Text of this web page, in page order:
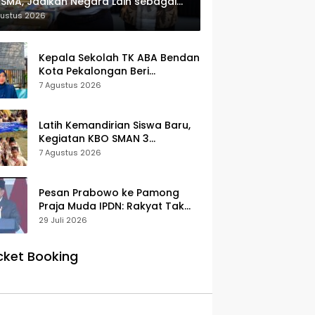
2026
Kepala Sekolah TK ABA Bendan
Kota Pekalongan Beri
Klarifikasi, Luruskan Isu Proyek
7 Agustus 2026
Latih Kemandirian Siswa Baru,
Kegiatan KBO SMAN 3
Pekalongan Mendapat
7 Agustus 2026
Pesan Prabowo ke Pamong
Praja Muda IPDN: Rakyat Tak
Butuh Birokrasi Berbelit
29 Juli 2026
Booking